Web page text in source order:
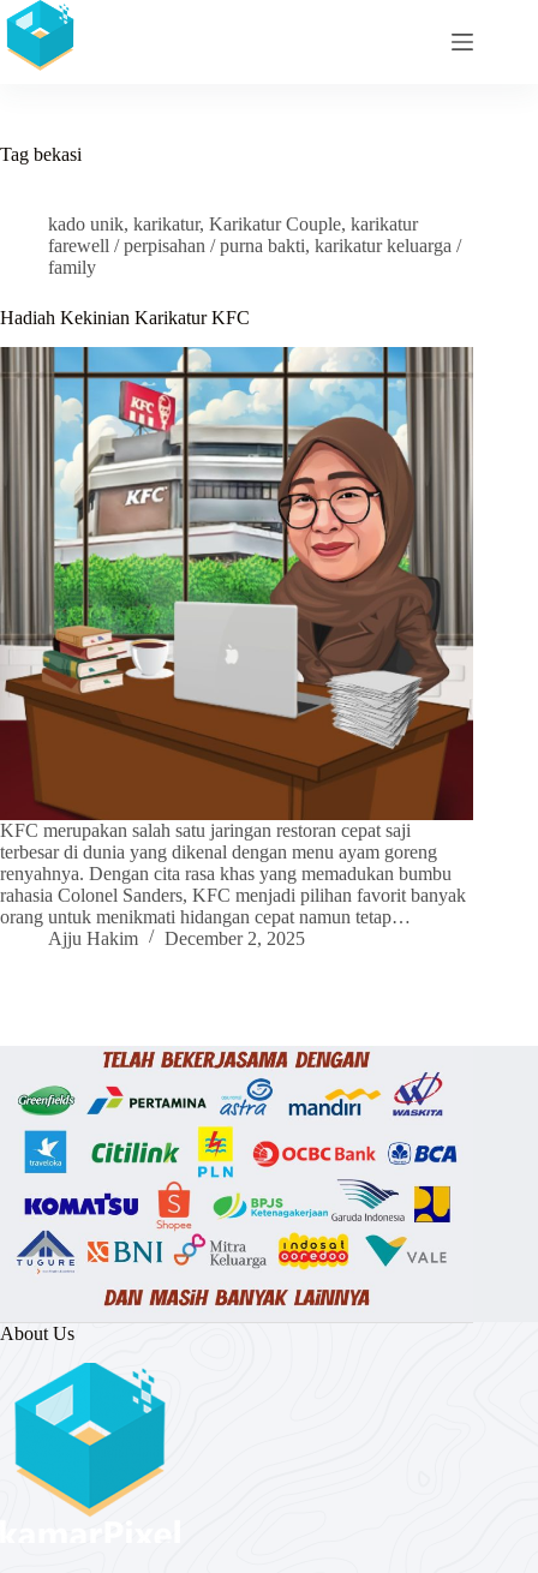
Skip
to
content
Tag bekasi
kado unik, karikatur, Karikatur Couple, karikatur
farewell / perpisahan / purna bakti, karikatur keluarga /
family
Hadiah Kekinian Karikatur KFC
KFC merupakan salah satu jaringan restoran cepat saji
terbesar di dunia yang dikenal dengan menu ayam goreng
renyahnya. Dengan cita rasa khas yang memadukan bumbu
rahasia Colonel Sanders, KFC menjadi pilihan favorit banyak
orang untuk menikmati hidangan cepat namun tetap…
Ajju Hakim
December 2, 2025
About Us